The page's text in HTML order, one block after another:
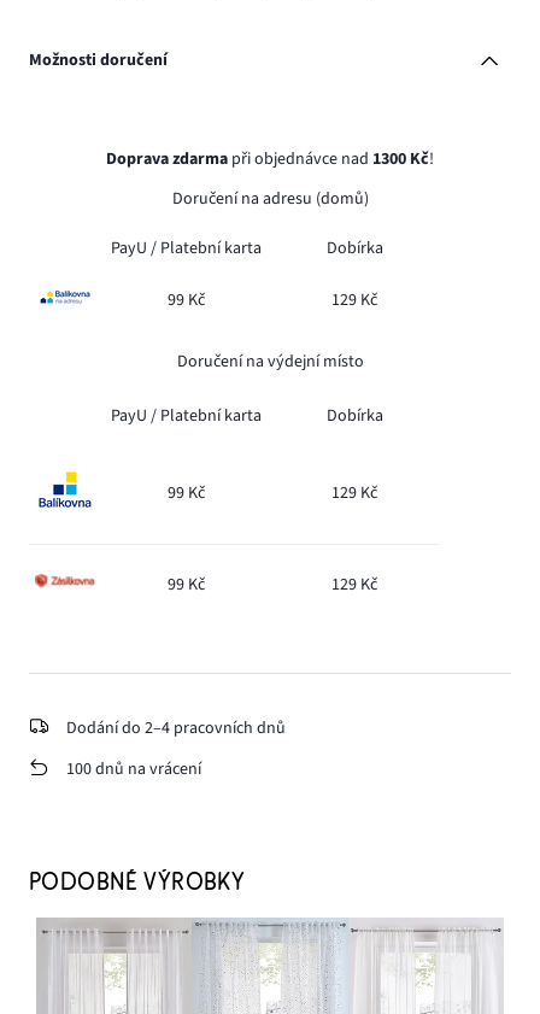
Možnosti doručení
Doprava zdarma při objednávce nad 1300 Kč!
Doručení na adresu (domů)
PayU / Platební karta Dobírka
99 Kč 129 Kč
Doručení na výdejní místo
PayU / Platební karta Dobírka
99 Kč 129 Kč
99 Kč 129 Kč
Dodání do 2–4 pracovních dnů
100 dnů na vrácení
PODOBNÉ VÝROBKY